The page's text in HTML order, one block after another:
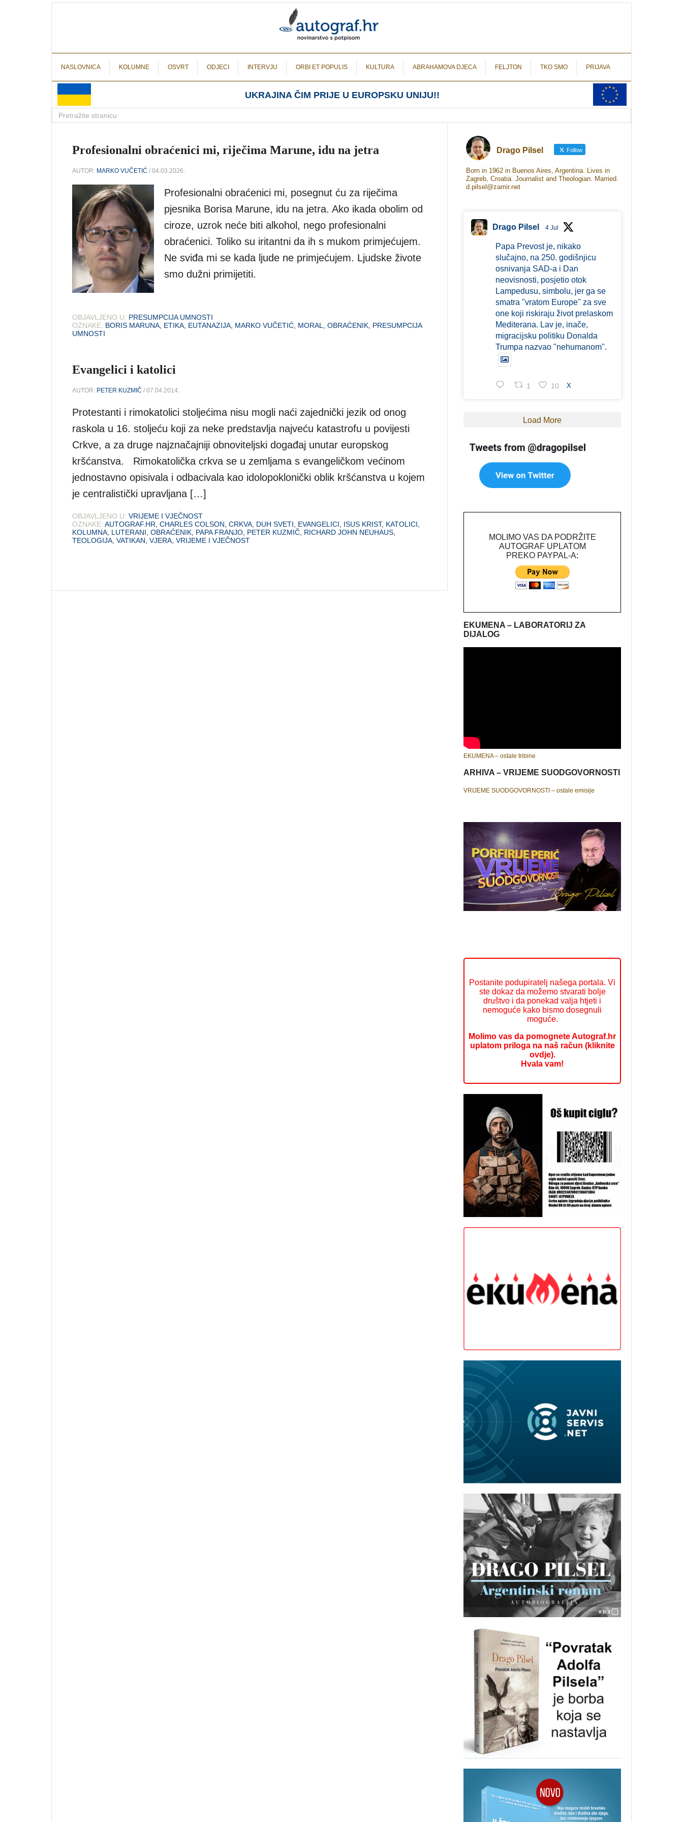
NASLOVNICA KOLUMNE OSVRT ODJECI INTERVJU ORBI ET POPULIS KULTURA ABRAHAMOVA DJECA FELJTON TKO SMO PRIJAVA
UKRAJINA ČIM PRIJE U EUROPSKU UNIJU!!
Profesionalni obraćenici mi, riječima Marune, idu na jetra
AUTOR: MARKO VUČETIĆ / 04.03.2026.
Profesionalni obraćenici mi, posegnut ću za riječima
pjesnika Borisa Marune, idu na jetra. Ako ikada obolim od
ciroze, uzrok neće biti alkohol, nego profesionalni
obraćenici. Toliko su iritantni da ih s mukom primjećujem.
Ne sviđa mi se kada ljude ne primjećujem. Ljudske živote
smo dužni primijetiti.
OBJAVLJENO U: PRESUMPCIJA UMNOSTI
OZNAKE: BORIS MARUNA, ETIKA, EUTANAZIJA, MARKO VUČETIĆ, MORAL, OBRAĆENIK, PRESUMPCIJA
UMNOSTI
Evangelici i katolici
AUTOR: PETER KUZMIČ / 07.04.2014.
Protestanti i rimokatolici stoljećima nisu mogli naći zajednički jezik od onog
raskola u 16. stoljeću koji za neke predstavlja najveću katastrofu u povijesti
Crkve, a za druge najznačajniji obnoviteljski događaj unutar europskog
kršćanstva. Rimokatolička crkva se u zemljama s evangeličkom većinom
jednostavno opisivala i odbacivala kao idolopoklonički oblik kršćanstva u kojem
je centralistički upravljana […]
OBJAVLJENO U: VRIJEME I VJEČNOST
OZNAKE: AUTOGRAF.HR, CHARLES COLSON, CRKVA, DUH SVETI, EVANGELICI, ISUS KRIST, KATOLICI,
KOLUMNA, LUTERANI, OBRAĆENIK, PAPA FRANJO, PETER KUZMIČ, RICHARD JOHN NEUHAUS,
TEOLOGIJA, VATIKAN, VJERA, VRIJEME I VJEČNOST
Drago Pilsel Follow
Born in 1962 in Buenos Aires, Argentina. Lives in
Zagreb, Croatia. Journalist and Theologian. Married.
d.pilsel@zamir.net
Drago Pilsel 4 Jul
Papa Prevost je, nikako
slučajno, na 250. godišnjicu
osnivanja SAD-a i Dan
neovisnosti, posjetio otok
Lampedusu, simbolu, jer ga se
smatra "vratom Europe" za sve
one koji riskiraju život prelaskom
Mediterana. Lav je, inače,
migracijsku politiku Donalda
Trumpa nazvao "nehumanom".
1 10 X
Load More
MOLIMO VAS DA PODRŽITE
AUTOGRAF UPLATOM
PREKO PAYPAL-A:
EKUMENA – LABORATORIJ ZA
DIJALOG
EKUMENA – ostale tribine
ARHIVA – VRIJEME SUODGOVORNOSTI
VRIJEME SUODGOVORNOSTI – ostale emisije
Postanite podupiratelj našega portala. Vi
ste dokaz da možemo stvarati bolje
društvo i da ponekad valja htjeti i
nemoguće kako bismo dosegnuli
moguće.
Molimo vas da pomognete Autograf.hr
uplatom priloga na naš račun (kliknite
ovdje).
Hvala vam!